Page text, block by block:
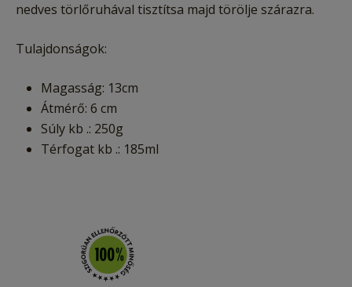
nedves törlőruhával tisztítsa majd törölje szárazra.
Tulajdonságok:
Magasság: 13cm
Átmérő: 6 cm
Súly kb .: 250g
Térfogat kb .: 185ml